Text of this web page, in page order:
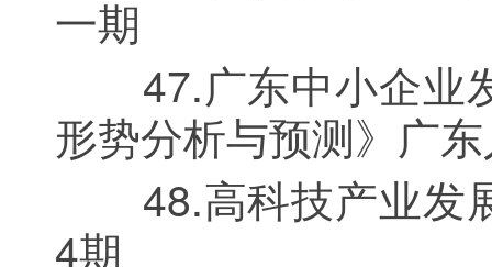
一期
47.广东中小企业
形势分析与预测》广
48.高科技产业发
4期